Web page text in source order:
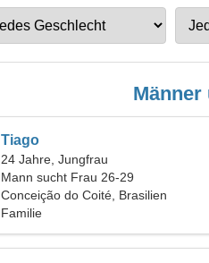
Männer
Tiago
24 Jahre, Jungfrau
Mann sucht Frau 26-29
Conceição do Coité, Brasilien
Familie